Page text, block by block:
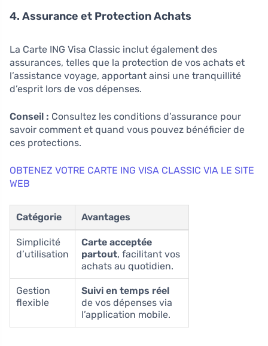
4. Assurance et Protection Achats
La Carte ING Visa Classic inclut également des
assurances, telles que la protection de vos achats et
l’assistance voyage, apportant ainsi une tranquillité
d’esprit lors de vos dépenses.
Conseil : Consultez les conditions d’assurance pour
savoir comment et quand vous pouvez bénéficier de
ces protections.
OBTENEZ VOTRE CARTE ING VISA CLASSIC VIA LE SITE
WEB
Catégorie Avantages
Simplicité
d’utilisation
Carte acceptée
partout, facilitant vos
achats au quotidien.
Gestion
flexible
Suivi en temps réel
de vos dépenses via
l’application mobile.